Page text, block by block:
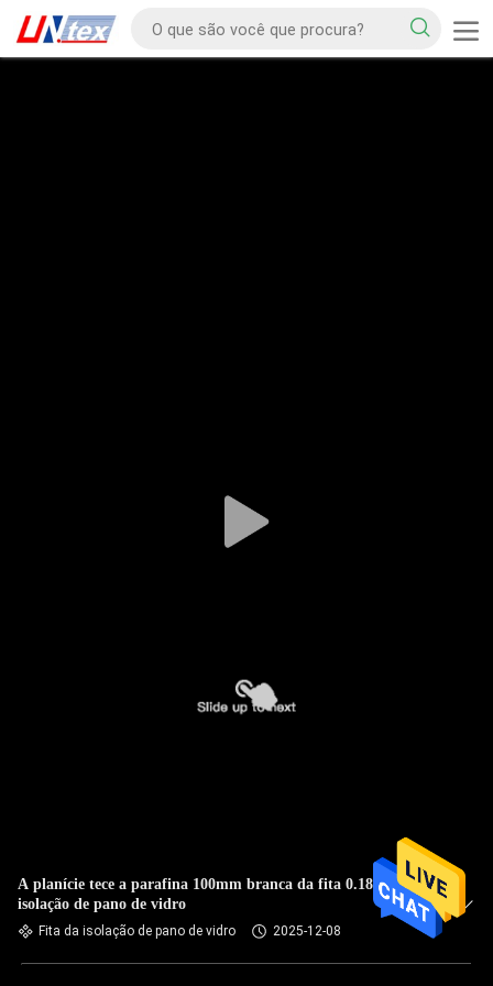
A planície tece a parafina 100mm branca da fita 0.18mm da
isolação de pano de vidro
Fita da isolação de pano de vidro 2025-12-08